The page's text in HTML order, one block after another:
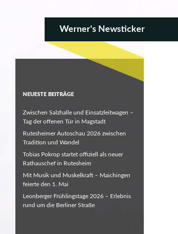
Werner's Newsticker
NEUESTE BEITRÄGE
Zwischen Salzhalle und Einsatzleitwagen –
Tag der offenen Tür in Magstadt
Rutesheimer Autoschau 2026 zwischen
Tradition und Wandel
Tobias Pokrop startet offiziell als neuer
Rathauschef in Rutesheim
Mit Musik und Muskelkraft – Maichingen
feierte den 1. Mai
Leonberger Frühlingstage 2026 – Erlebnis
rund um die Berliner Straße